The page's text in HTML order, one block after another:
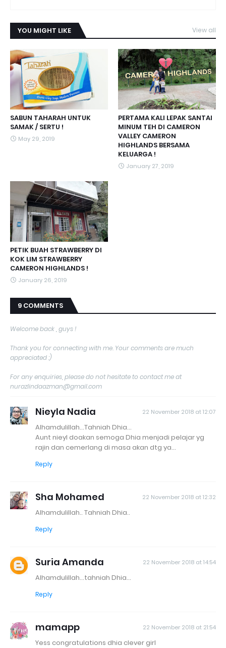
YOU MIGHT LIKE View all
SABUN TAHARAH UNTUK
SAMAK / SERTU !
May 29, 2019
PERTAMA KALI LEPAK SANTAI
MINUM TEH DI CAMERON
VALLEY CAMERON
HIGHLANDS BERSAMA
KELUARGA !
January 27, 2019
PETIK BUAH STRAWBERRY DI
KOK LIM STRAWBERRY
CAMERON HIGHLANDS !
January 26, 2019
9 COMMENTS
Welcome back , guys !
Thank you for connecting with me. Your comments are much
appreciated :)
For any enquiries, please do not hesitate to contact me at
nurazlindaazman@gmail.com
Nieyla Nadia 22 November 2018 at 12:07
Alhamdulillah...Tahniah Dhia...
Aunt nieyl doakan semoga Dhia menjadi pelajar yg
rajin dan cemerlang di masa akan dtg ya...
Reply
Sha Mohamed 22 November 2018 at 12:32
Alhamdulillah.. Tahniah Dhia..
Reply
Suria Amanda 22 November 2018 at 14:54
Alhamdulillah...tahniah Dhia...
Reply
mamapp 22 November 2018 at 21:54
Yess congratulations dhia clever girl